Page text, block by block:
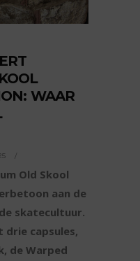
WAAR
Old Skool
aan de
skatecultuur.
capsules,
de Warped